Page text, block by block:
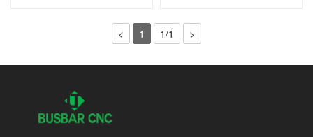
< 1 1/1 >